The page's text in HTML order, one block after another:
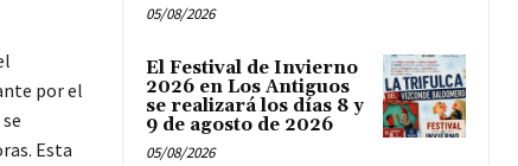
por el
Esta
05/08/2026
El Festival de Invierno
2026 en Los Antiguos
se realizará los días 8 y
9 de agosto de 2026
05/08/2026